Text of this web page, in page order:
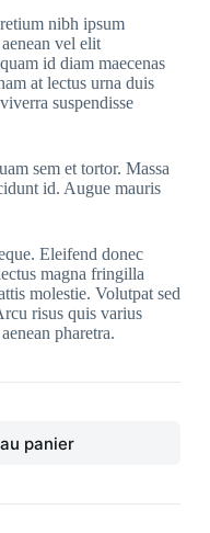
nibh ipsum
vel elit
id diam maecenas
at lectus urna duis
suspendisse
sem et tortor. Massa
id. Augue mauris
Eleifend donec
magna fringilla
molestie. Volutpat sed
risus quis varius
pharetra.
panier